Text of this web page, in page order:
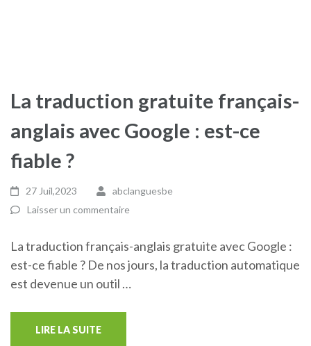
La traduction gratuite français-
anglais avec Google : est-ce
fiable ?
27 Juil,2023
abclanguesbe
Laisser un commentaire
La traduction français-anglais gratuite avec Google :
est-ce fiable ? De nos jours, la traduction automatique
est devenue un outil …
LIRE LA SUITE